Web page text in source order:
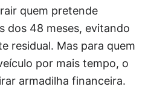
quem pretende
dos 48 meses, evitando
residual. Mas para quem
por mais tempo, o
armadilha financeira.